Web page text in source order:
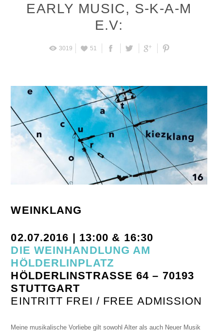
EARLY MUSIC, S-K-A-M
E.V:
3019 51
WEINKLANG
02.07.2016 | 13:00 & 16:30
DIE WEINHANDLUNG AM
HÖLDERLINPLATZ
HÖLDERLINSTRASSE 64 – 70193 S
TUTTGART
EINTRITT FREI / FREE ADMISSION
Meine musikalische Vorliebe gilt sowohl Alter als auch Neuer Musik